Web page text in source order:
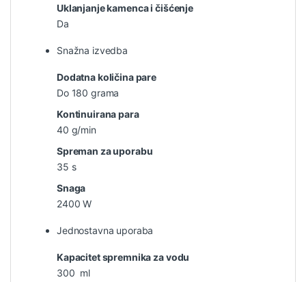
Uklanjanje kamenca i čišćenje
Da
Snažna izvedba
Dodatna količina pare
Do 180 grama
Kontinuirana para
40 g/min
Spreman za uporabu
35 s
Snaga
2400 W
Jednostavna uporaba
Kapacitet spremnika za vodu
300 ml